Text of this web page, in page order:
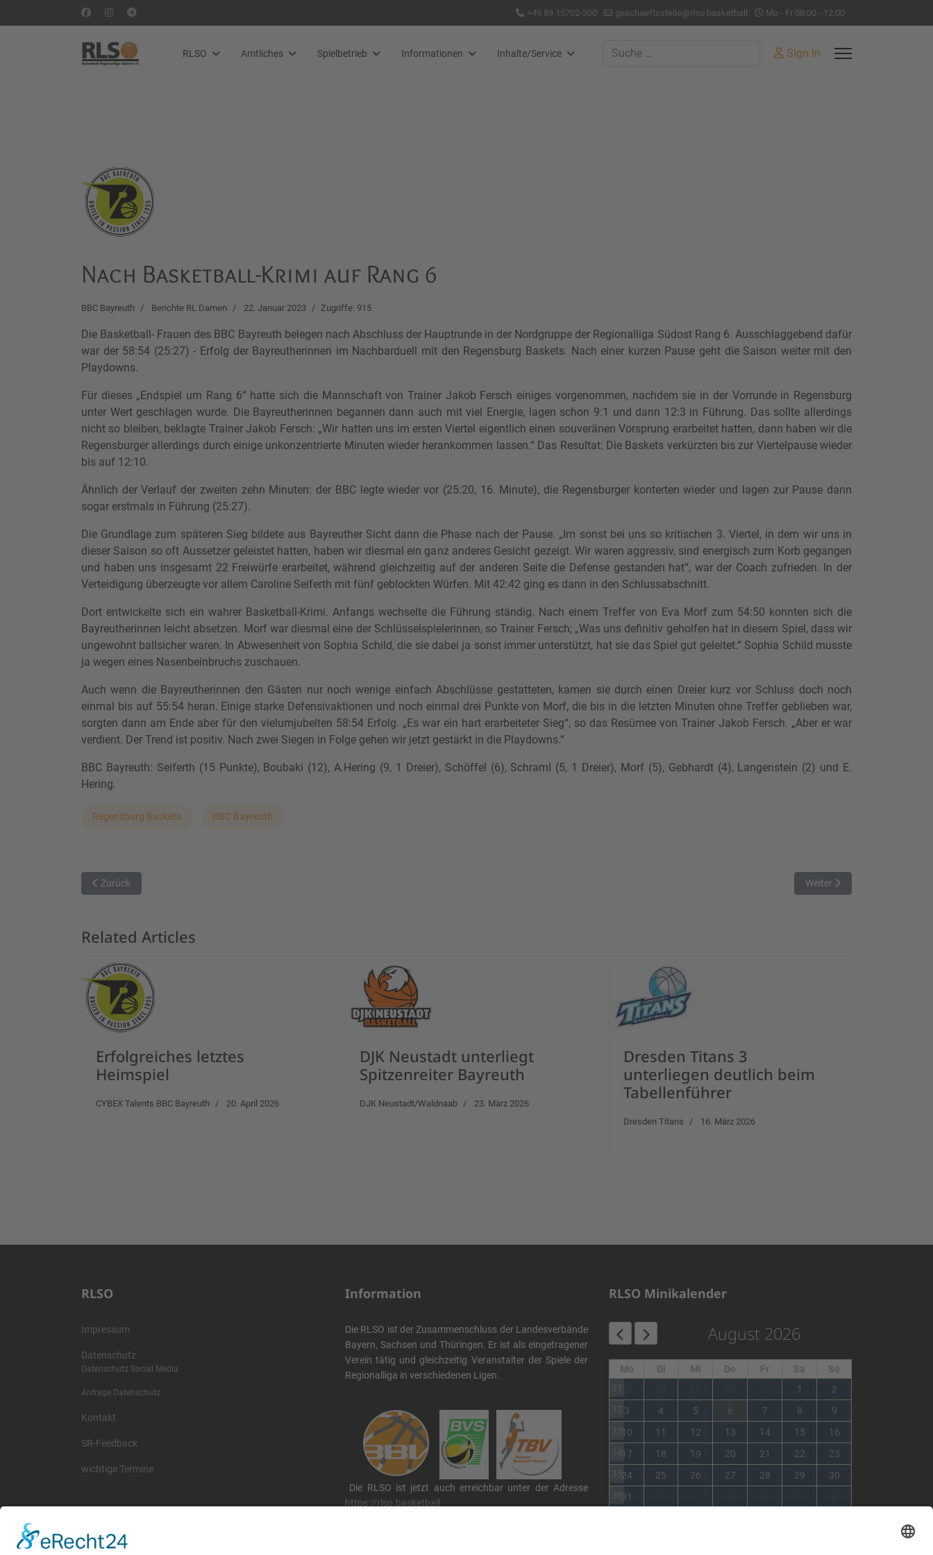
+49 89 15702-300 geschaeftsstelle@rlso.basketball Mo - Fr 08:00 - 12:00
RLSO Amtliches Spielbetrieb Informationen Inhalte/Service Suchen Sign In
Nach Basketball-Krimi auf Rang 6
BBC Bayreuth Berichte RL Damen 22. Januar 2023 Zugriffe: 915
Die Basketball- Frauen des BBC Bayreuth belegen nach Abschluss der Hauptrunde in der Nordgruppe der Regionalliga Südost Rang 6. Ausschlaggebend dafür
war der 58:54 (25:27) - Erfolg der Bayreutherinnen im Nachbarduell mit den Regensburg Baskets. Nach einer kurzen Pause geht die Saison weiter mit den
Playdowns.
Für dieses „Endspiel um Rang 6“ hatte sich die Mannschaft von Trainer Jakob Fersch einiges vorgenommen, nachdem sie in der Vorrunde in Regensburg
unter Wert geschlagen wurde. Die Bayreutherinnen begannen dann auch mit viel Energie, lagen schon 9:1 und dann 12:3 in Führung. Das sollte allerdings
nicht so bleiben, beklagte Trainer Jakob Fersch: „Wir hatten uns im ersten Viertel eigentlich einen souveränen Vorsprung erarbeitet hatten, dann haben wir die
Regensburger allerdings durch einige unkonzentrierte Minuten wieder herankommen lassen.“ Das Resultat: Die Baskets verkürzten bis zur Viertelpause wieder
bis auf 12:10.
Ähnlich der Verlauf der zweiten zehn Minuten: der BBC legte wieder vor (25:20, 16. Minute), die Regensburger konterten wieder und lagen zur Pause dann
sogar erstmals in Führung (25:27).
Die Grundlage zum späteren Sieg bildete aus Bayreuther Sicht dann die Phase nach der Pause. „Im sonst bei uns so kritischen 3. Viertel, in dem wir uns in
dieser Saison so oft Aussetzer geleistet hatten, haben wir diesmal ein ganz anderes Gesicht gezeigt. Wir waren aggressiv, sind energisch zum Korb gegangen
und haben uns insgesamt 22 Freiwürfe erarbeitet, während gleichzeitig auf der anderen Seite die Defense gestanden hat“, war der Coach zufrieden. In der
Verteidigung überzeugte vor allem Caroline Seiferth mit fünf geblockten Würfen. Mit 42:42 ging es dann in den Schlussabschnitt.
Dort entwickelte sich ein wahrer Basketball-Krimi. Anfangs wechselte die Führung ständig. Nach einem Treffer von Eva Morf zum 54:50 konnten sich die
Bayreutherinnen leicht absetzen. Morf war diesmal eine der Schlüsselspielerinnen, so Trainer Fersch; „Was uns definitiv geholfen hat in diesem Spiel, dass wir
ungewohnt ballsicher waren. In Abwesenheit von Sophia Schild, die sie dabei ja sonst immer unterstützt, hat sie das Spiel gut geleitet.“ Sophia Schild musste
ja wegen eines Nasenbeinbruchs zuschauen.
Auch wenn die Bayreutherinnen den Gästen nur noch wenige einfach Abschlüsse gestatteten, kamen sie durch einen Dreier kurz vor Schluss doch noch
einmal bis auf 55:54 heran. Einige starke Defensivaktionen und noch einmal drei Punkte von Morf, die bis in die letzten Minuten ohne Treffer geblieben war,
sorgten dann am Ende aber für den vielumjubelten 58:54 Erfolg. „Es war ein hart erarbeiteter Sieg“, so das Resümee von Trainer Jakob Fersch. „Aber er war
verdient. Der Trend ist positiv. Nach zwei Siegen in Folge gehen wir jetzt gestärkt in die Playdowns.“
BBC Bayreuth: Seiferth (15 Punkte), Boubaki (12), A.Hering (9, 1 Dreier), Schöffel (6), Schraml (5, 1 Dreier), Morf (5), Gebhardt (4), Langenstein (2) und E.
Hering.
Regensburg Baskets BBC Bayreuth
Vorheriger Beitrag: Baskets verlieren letztes Hauptrundenspiel in Bayreuth mit 54:58 (27:25)
Zurück Nächster Beitrag: KLARES
Weiter
Related Articles
Erfolgreiches letztes
Heimspiel
CYBEX Talents BBC Bayreuth 20. April 2026
DJK Neustadt unterliegt
Spitzenreiter Bayreuth
DJK Neustadt/Waldnaab 23. März 2026
Dresden Titans 3
unterliegen deutlich beim
Tabellenführer
Dresden Titans 16. März 2026
RLSO
Impressum
Datenschutz
Datenschutz Social Media
Anfrage Datenschutz
Kontakt
SR-Feedback
wichtige Termine
Information
Die RLSO ist der Zusammenschluss der Landesverbände
Bayern, Sachsen und Thüringen. Er ist als eingetragener
Verein tätig und gleichzeitig Veranstalter der Spiele der
Regionalliga in verschiedenen Ligen.
Die RLSO ist jetzt auch erreichbar unter der Adresse
https://rlso.basketball
RLSO Minikalender
August 2026
Mo Di Mi Do Fr Sa
So
31
1
2
32 3 4 5 6 7 8
9
3310 11 12 13 14 15
16
3417 18 19 20 21 22
23
3524 25 26 27 28 29
30
3631